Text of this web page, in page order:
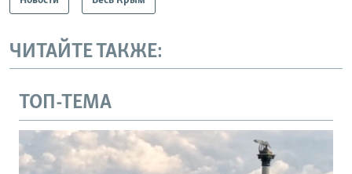
ЧИТАЙТЕ ТАКЖЕ:
ТОП-ТЕМА